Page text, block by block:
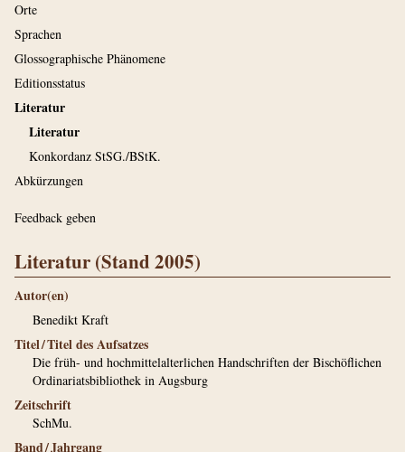
Orte
Sprachen
Glossographische Phänomene
Editionsstatus
Literatur
Literatur
Konkordanz StSG./BStK.
Abkürzungen
Feedback geben
Literatur (Stand 2005)
Autor(en)
Benedikt Kraft
Titel / Titel des Aufsatzes
Die früh- und hochmittelalterlichen Handschriften der Bischöflichen
Ordinariatsbibliothek in Augsburg
Zeitschrift
SchMu.
Band / Jahrgang